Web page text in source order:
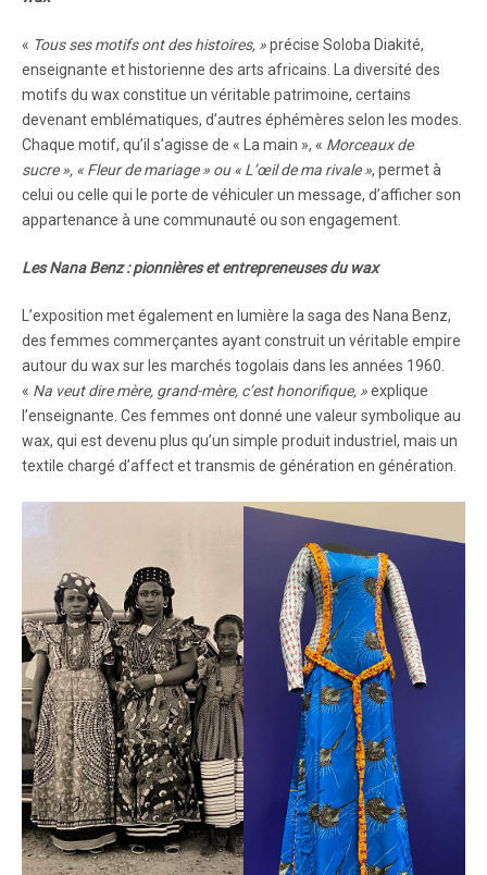
« Tous ses motifs ont des histoires, »précise Soloba Diakité,
enseignante et historienne des arts africains. La diversité des
motifs du wax constitue un véritable patrimoine, certains
devenant emblématiques, d’autres éphémères selon les modes.
Chaque motif, qu’il s’agisse de « La main », « Morceaux de
sucre », « Fleur de mariage » ou « L’œil de ma rivale », permet à
celui ou celle qui le porte de véhiculer un message, d’afficher son
appartenance à une communauté ou son engagement.
Les Nana Benz : pionnières et entrepreneuses du wax
L’exposition met également en lumière la saga des Nana Benz,
des femmes commerçantes ayant construit un véritable empire
autour du wax sur les marchés togolais dans les années 1960.
« Na veut dire mère, grand-mère, c’est honorifique, »explique
l’enseignante. Ces femmes ont donné une valeur symbolique au
wax, qui est devenu plus qu’un simple produit industriel, mais un
textile chargé d’affect et transmis de génération en génération.